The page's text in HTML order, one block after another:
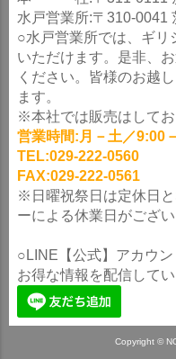
水戸営業所:〒310-0041
○水戸営業所では、ギリ
いただけます。是非、
ください。皆様のお越
ます。
※本社では販売はしてお
営業時間:月－土／9:00
TEL:029-222-0560
FAX:029-222-0561
※日曜祝祭日は定休日
ーによる休業日がござい
○LINE【公式】アカウ
お得な情報を配信してい
Copyright ©